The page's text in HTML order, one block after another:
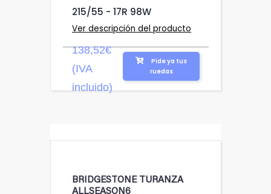
215/55 - 17R 98W
Ver descripción del producto
138,52€
(IVA
incluido)
Pide ya tus
ruedas
BRIDGESTONE TURANZA
ALLSEASON6